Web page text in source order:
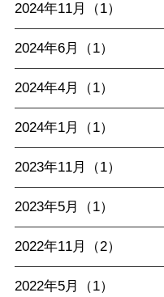
2024年11月（1）
2024年6月（1）
2024年4月（1）
2024年1月（1）
2023年11月（1）
2023年5月（1）
2022年11月（2）
2022年5月（1）